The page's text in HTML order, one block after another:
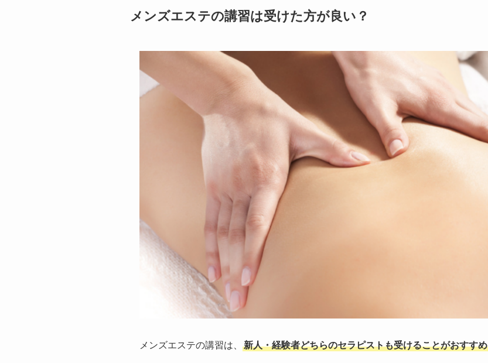
メンズエステの講習は受けた方が良い？
メンズエステの講習は、 新人・経験者どちらのセラピストも受けることがおすすめ